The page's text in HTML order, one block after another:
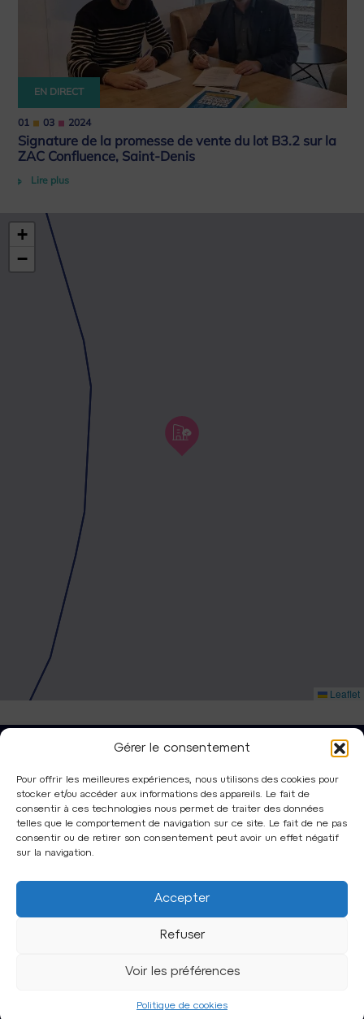
Gérer le consentement
Pour offrir les meilleures expériences, nous utilisons des cookies pour
stocker et/ou accéder aux informations des appareils. Le fait de
consentir à ces technologies nous permet de traiter des données
telles que le comportement de navigation sur ce site. Le fait de ne pas
consentir ou de retirer son consentement peut avoir un effet négatif
sur la navigation.
Accepter
Refuser
Voir les préférences
Politique de cookies
EN DIRECT
01 03 2024
Signature de la promesse de vente du lot B3.2 sur la
ZAC Confluence, Saint-Denis
Lire plus
+
−
Leaflet
Qui sommes-nous ?
Territoire
Expertises
Pourquoi nous rejoindre ?
Marchés publics
© 2026. Plaine Commune Développement